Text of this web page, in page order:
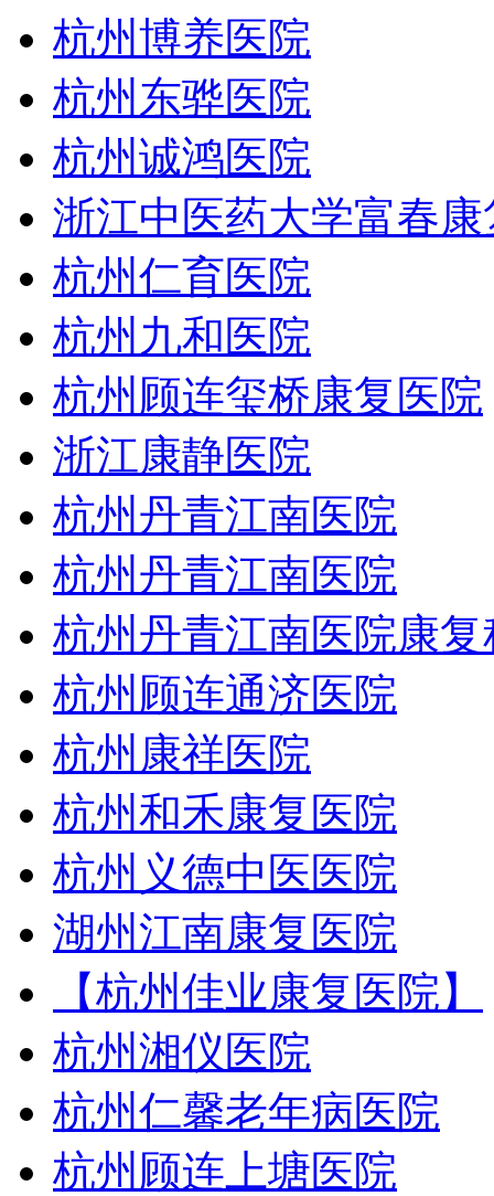
杭州博养医院
杭州东骅医院
杭州诚鸿医院
浙江中医药大学富春
杭州仁育医院
杭州九和医院
杭州顾连玺桥康复医院
浙江康静医院
杭州丹青江南医院
杭州丹青江南医院
杭州丹青江南医院康复
杭州顾连通济医院
杭州康祥医院
杭州和禾康复医院
杭州义德中医医院
湖州江南康复医院
【杭州佳业康复医院】
杭州湘仪医院
杭州仁馨老年病医院
杭州顾连上塘医院